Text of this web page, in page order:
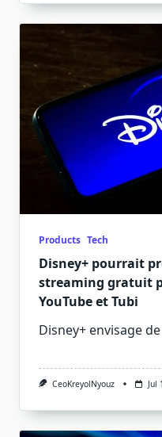
Products Tech
Disney+ pourrait
streaming gratuit
YouTube et Tubi
Disney+ envisage
CeoKreyolNyouz Jul